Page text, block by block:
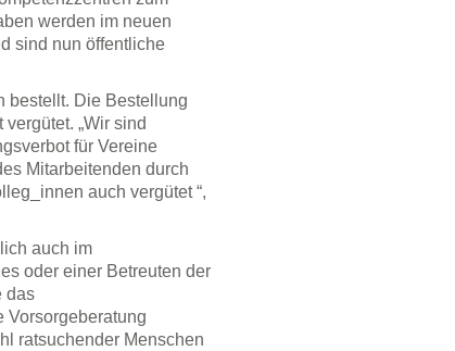
werden im neuen
sind nun öffentliche
bestellt. Die Bestellung
„Wir sind
für Vereine
Mitarbeitenden durch
auch vergütet “,
auch im
oder einer Betreuten der
das
Vorsorgeberatung
ratsuchender Menschen